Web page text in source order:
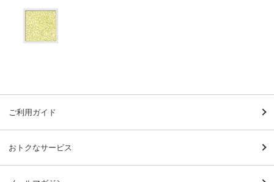
ご利用ガイド
おトクなサービス